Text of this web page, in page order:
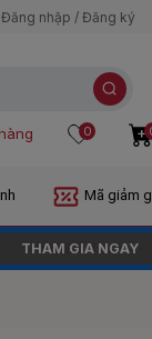
Đăng nhập / Đăng ký
0
Mã giảm
THAM GIA NGAY
ORDER NGAY